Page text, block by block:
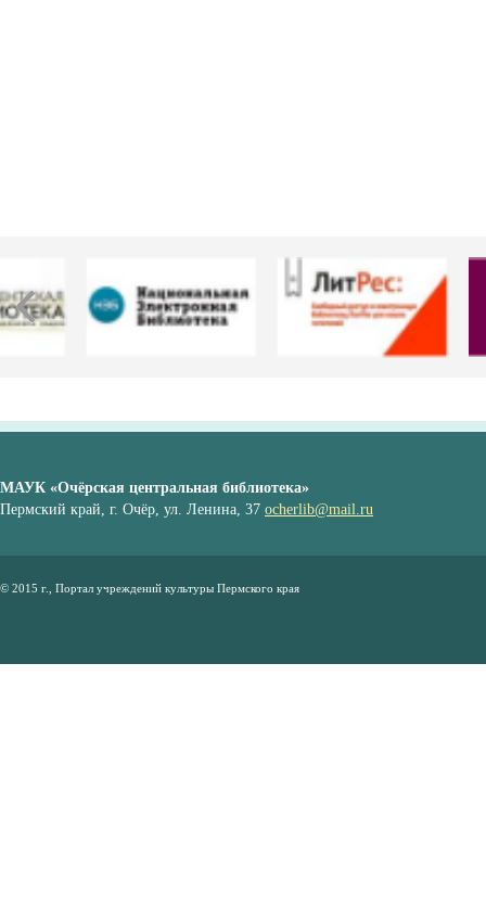
МАУК «Очёрская центральная библиотека»
Пермский край, г. Очёр, ул. Ленина, 37 ocherlib@mail.ru
© 2015 г., Портал учреждений культуры Пермского края